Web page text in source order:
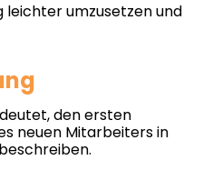
leichter umzusetzen und
den ersten
neuen Mitarbeiters in